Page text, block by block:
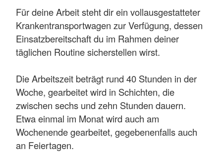
Für deine Arbeit steht dir ein vollausgestatteter
Krankentransportwagen zur Verfügung, dessen
Einsatzbereitschaft du im Rahmen deiner
täglichen Routine sicherstellen wirst.
Die Arbeitszeit beträgt rund 40 Stunden in der
Woche, gearbeitet wird in Schichten, die
zwischen sechs und zehn Stunden dauern.
Etwa einmal im Monat wird auch am
Wochenende gearbeitet, gegebenenfalls auch
an Feiertagen.